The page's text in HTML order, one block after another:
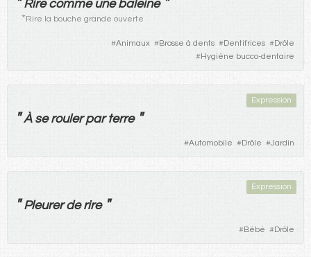
Rire comme une baleine
*Rire la bouche grande ouverte
#Animaux #Brosse à dents #Dentifrices #Drôle
#Hygiène bucco-dentaire
Expression
" À se rouler par terre "
#Automobile #Drôle #Jardin
Expression
" Pleurer de rire "
#Bébé #Drôle